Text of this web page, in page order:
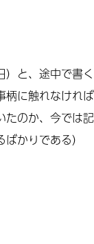
と、途中で書
に触れなけれ
たのか、今では
かりである）